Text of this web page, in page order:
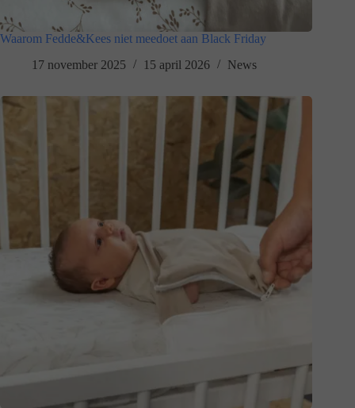
Waarom Fedde&Kees niet meedoet aan Black Friday
17 november 2025
15 april 2026 News